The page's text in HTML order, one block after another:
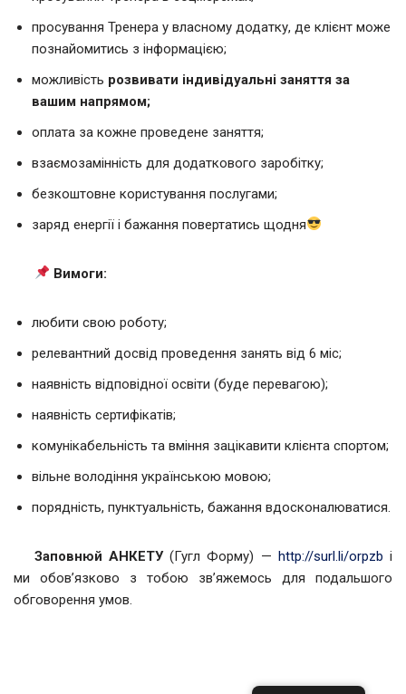
просування Тренера у власному додатку, де клієнт може
познайомитись з інформацією;
можливість розвивати індивідуальні заняття за
вашим напрямом;
оплата за кожне проведене заняття;
взаємозамінність для додаткового заробітку;
безкоштовне користування послугами;
заряд енергії і бажання повертатись щодня
Вимоги:
любити свою роботу;
релевантний досвід проведення занять від 6 міс;
наявність відповідної освіти (буде перевагою);
наявність сертифікатів;
комунікабельність та вміння зацікавити клієнта спортом;
вільне володіння українською мовою;
порядність, пунктуальність, бажання вдосконалюватися.
Заповнюй АНКЕТУ(Гугл Форму) — http://surl.li/orpzb і
ми обовʼязково з тобою звʼяжемось для подальшого
обговорення умов.